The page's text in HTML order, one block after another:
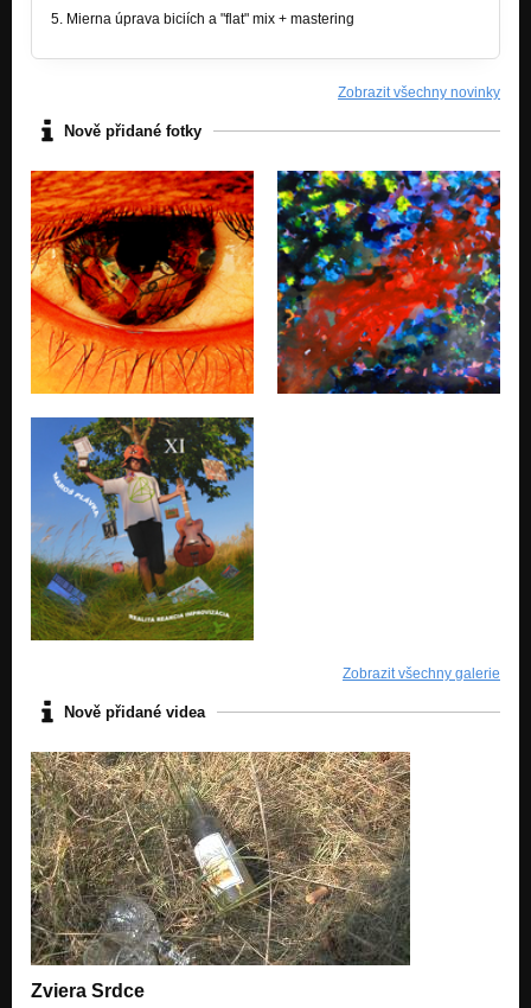
5. Mierna úprava biciích a "flat" mix + mastering
Zobrazit všechny novinky
Nově přidané fotky
Zobrazit všechny galerie
Nově přidané videa
Zviera Srdce